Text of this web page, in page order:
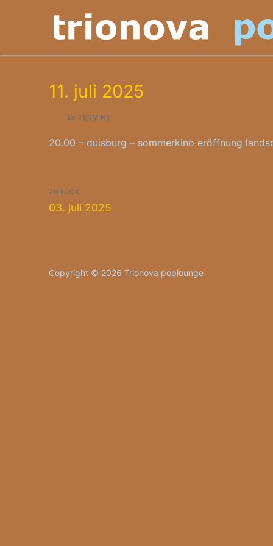
11. juli 2025
TERMINE
20.00 – duisburg – sommerkino eröffnung
Beitragsnavigation
ZURÜCK
Vorheriger
03. juli 2025
Copyright © 2026 Trionova poplounge